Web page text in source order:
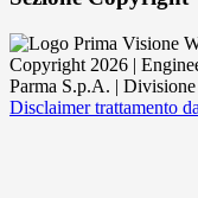
Copyright 2026 |
Parma S.p.A. |
Disclaimer trattamento